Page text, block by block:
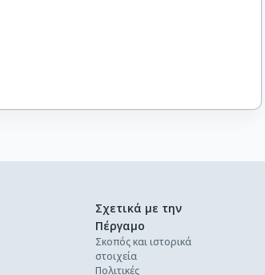
Σχετικά με την
Πέργαμο
Σκοπός και ιστορικά
στοιχεία
Πολιτικές